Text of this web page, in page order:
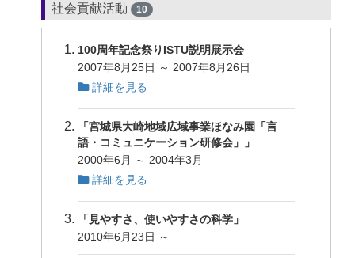
社会貢献活動 10
100周年記念祭りISTU説明展示会
2007年8月25日 ～ 2007年8月26日
詳細を見る
「宮城県大崎地域広域事業ほなみ園「言
語・コミュニケーション研修会」」
2000年6月 ～ 2004年3月
詳細を見る
「見やすさ、使いやすさの科学」
2010年6月23日 ～